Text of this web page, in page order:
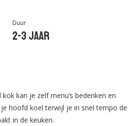
Duur
2-3 jaar
kan je zelf menu’s bedenken en
hoofd koel terwijl je in snel tempo de
in de keuken.